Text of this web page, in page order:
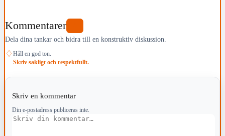
Kommentarer
Dela dina tankar och bidra till en konstruktiv diskussion.
♢ Håll en god ton.
Skriv sakligt och respektfullt.
Skriv en kommentar
Din e-postadress publiceras inte.
Kommentar